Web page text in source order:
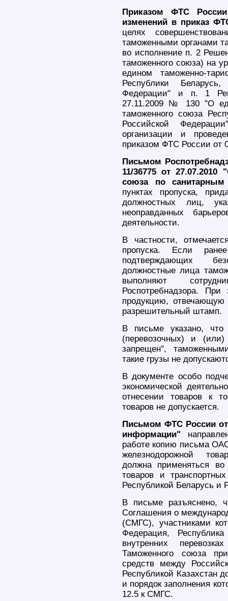
Приказом ФТС
изменений в приказ
целях
таможенными органами
во исполнение п. 2
таможенного союза) на
едином таможенно-
Республики
Федерации" и п. 1
27.11.2009 № 130 "О
таможенного союза
Российской
организации и
приказом ФТС России от
Письмом
11/36775 от
союза по
пунктах пропуска,
должностных лиц,
неоправданных
деятельности.
В частности,
пропуска. Если
подтверждающих
должностные лица
выполняют
Роспотребнадзора.
продукцию, отвечающую
разрешительный штамп.
В письме указано, что
(перевозочных) и
запрещен",
такие грузы не
В документе особо
экономической
отнесении товаров к
товаров не допускается.
Письмом ФТС России от
информации"
работе копию письма
железнодорожной
должна применяться во
товаров и
Республикой Беларусь и
В письме разъяснено,
Соглашения о
(СМГС), участниками
Федерация,
внутренних
Таможенного союза
средств между
Республикой Казахстан
и порядок заполнения
12.5 к СМГС.